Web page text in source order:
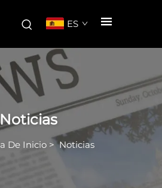
ES
De Inicio>Noticias